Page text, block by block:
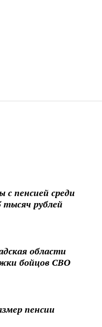
с пенсией среди
рублей
области
бойцов СВО
пенсии